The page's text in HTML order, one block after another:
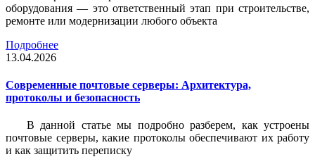
оборудования — это ответственный этап при строительстве,
ремонте или модернизации любого объекта
Подробнее
13.04.2026
Современные почтовые серверы: Архитектура,
протоколы и безопасность
В данной статье мы подробно разберем, как устроены
почтовые серверы, какие протоколы обеспечивают их работу
и как защитить переписку